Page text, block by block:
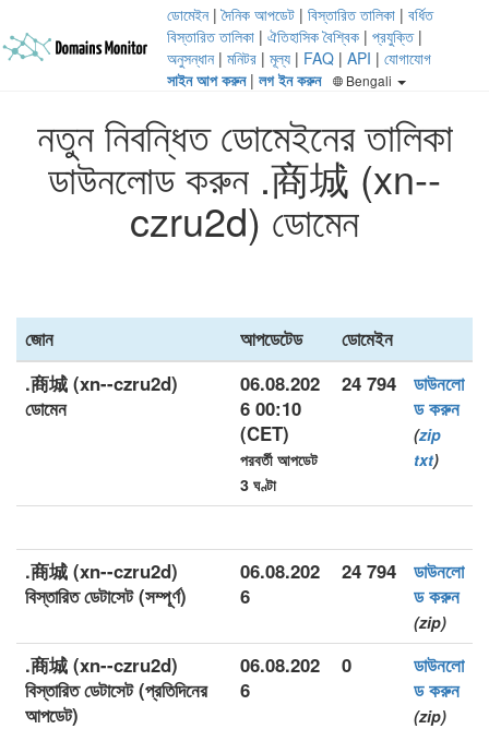
ডোমেইন|দৈনিক আপডেট | বিস্তারিত তালিকা | বর্ধিত
বিস্তারিত তালিকা | ঐতিহাসিক বৈশ্বিক | প্রযুক্তি|
অনুসন্ধান| মনিটর | মূল্য | FAQ | API | যোগাযোগ
সাইন আপ করুন| লগ ইন করুন Bengali
নতুন নিবন্ধিত ডোমেইনের তালিকা
ডাউনলোড করুন .商城 (xn--
czru2d) ডোমেন
জোন আপডেটেড
ডোমেইন
.商城 (xn--czru2d)
ডোমেন
06.08.202
6 00:10
(CET)
পরবর্তী আপডেট
3 ঘণ্টা
24 794
ডাউনলো
ড করুন
(zip
txt)
.商城 (xn--czru2d)
বিস্তারিত ডেটাসেট (সম্পূর্ণ)
06.08.202
6
24 794
ডাউনলো
ড করুন
(zip)
.商城 (xn--czru2d)
বিস্তারিত ডেটাসেট (প্রতিদিনের
আপডেট)
06.08.202
6
0
ডাউনলো
ড করুন
(zip)